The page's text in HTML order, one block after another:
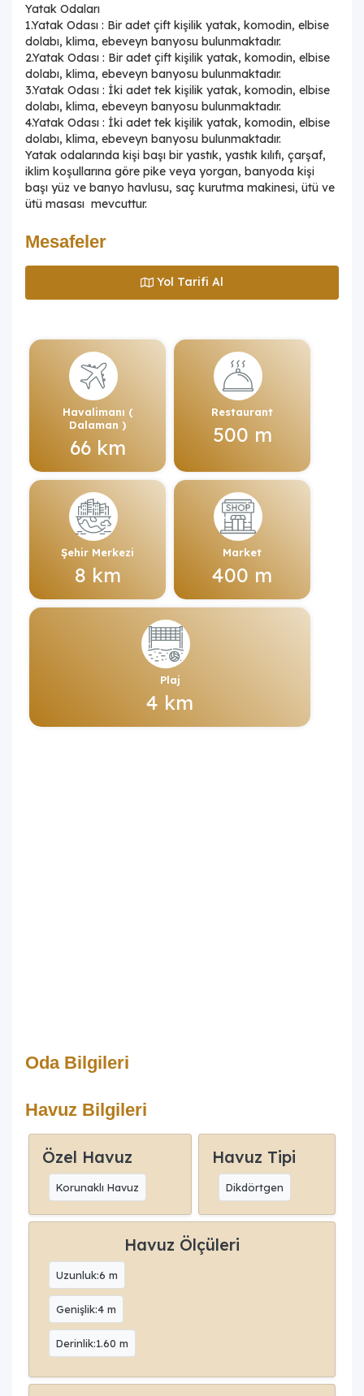
Yatak Odaları
1.Yatak Odası : Bir adet çift kişilik yatak, komodin, elbise
dolabı, klima, ebeveyn banyosu bulunmaktadır.
2.Yatak Odası : Bir adet çift kişilik yatak, komodin, elbise
dolabı, klima, ebeveyn banyosu bulunmaktadır.
3.Yatak Odası : İki adet tek kişilik yatak, komodin, elbise
dolabı, klima, ebeveyn banyosu bulunmaktadır.
4.Yatak Odası : İki adet tek kişilik yatak, komodin, elbise
dolabı, klima, ebeveyn banyosu bulunmaktadır.
Yatak odalarında kişi başı bir yastık, yastık kılıfı, çarşaf,
iklim koşullarına göre pike veya yorgan, banyoda kişi
başı yüz ve banyo havlusu, saç kurutma makinesi, ütü ve
ütü masası mevcuttur.
Mesafeler
Yol Tarifi Al
Havalimanı (
Dalaman )
66 km
Restaurant
500 m
Şehir Merkezi
8 km
Market
400 m
Plaj
4 km
Oda Bilgileri
Havuz Bilgileri
Özel Havuz
Korunaklı Havuz
Havuz Tipi
Dikdörtgen
Havuz Ölçüleri
Uzunluk:6 m
Genişlik:4 m
Derinlik:1.60 m